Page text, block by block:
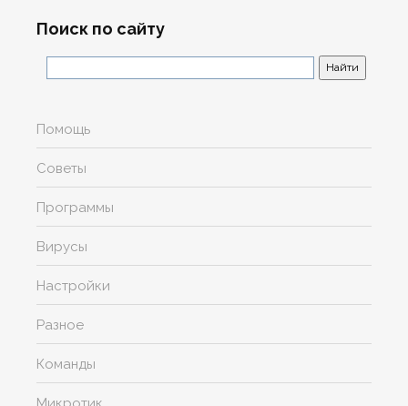
Поиск по сайту
Помощь
Советы
Программы
Вирусы
Настройки
Разное
Команды